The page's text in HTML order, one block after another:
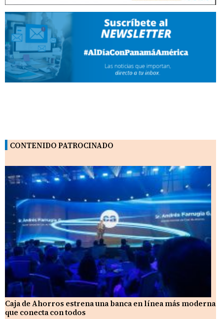
CONTENIDO PATROCINADO
Caja de Ahorros estrena una banca en línea más moderna
que conecta con todos